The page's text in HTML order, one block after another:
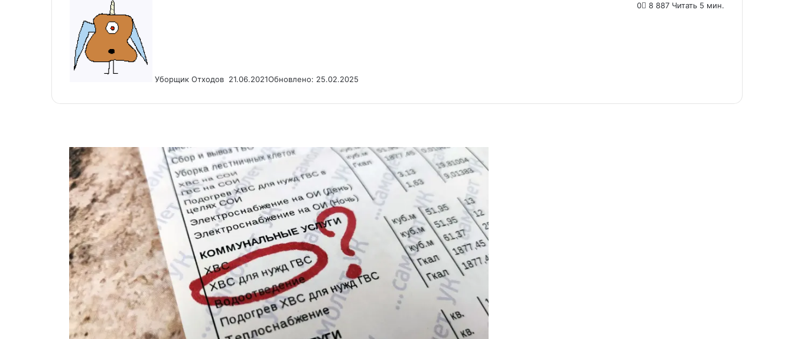
Уборщик Отходов 21.06.2021Обновлено: 25.02.2025
0 8 887 Читать 5 мин.